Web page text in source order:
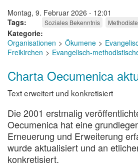
Montag, 9. Februar 2026 - 12:01
Tags
Soziales Bekenntnis
Kategorie
Organisationen
Ökumene
Freikirchen
Evangelisch-
Charta Oecumenica
Text erweitert und konkretisiert
Die 2001 erstmalig
Oecumenica hat eine
Erneuerung und Erweiterung
wurde aktualisiert und an
konkretisiert.